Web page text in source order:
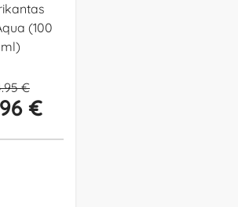
(100
ml)
€
€